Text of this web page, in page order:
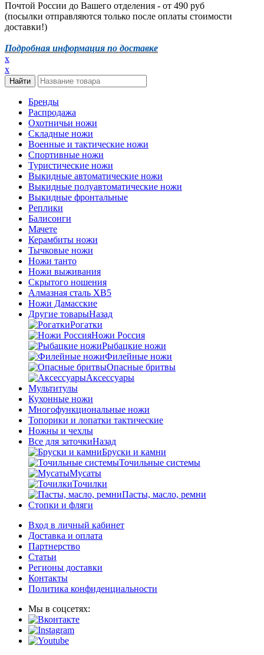
Почтой России до Вашего отделения - от 490 руб
(посылки отправляются только после оплаты стоимости
доставки!)
Подробная информация по доставке
x
x
Бренды
Распродажа
Охотничьи ножи
Складные ножи
Военные и тактические ножи
Спортивные ножи
Туристические ножи
Выкидные автоматические ножи
Выкидные полуавтоматические ножи
Выкидные фронтальные
Реплики
Балисонги
Мачете
Керамбиты ножи
Тычковые ножи
Ножи танто
Ножи выживания
Скрытого ношения
Алмазная сталь ХВ5
Ножи Дамасские
Другие товарыНазад
Рогатки
Ножи Россия
Рыбацкие ножи
Филейные ножи
Опасные бритвы
Аксессуары
Мультитулы
Кухонные ножи
Многофункциональные ножи
Топорики и лопатки тактические
Ножны и чехлы
Все для заточкиНазад
Бруски и камни
Точильные системы
Мусаты
Точилки
Пасты, масло, ремни
Стопки и фляги
Вход в личный кабинет
Доставка и оплата
Партнерство
Статьи
Регионы доставки
Контакты
Политика конфиденциальности
Мы в соцсетях: